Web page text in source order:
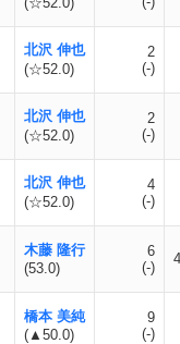
北沢 伸也
(☆52.0)
2
(-)
北沢 伸也
(☆52.0)
2
(-)
北沢 伸也
(☆52.0)
4
(-)
木藤 隆行
(53.0)
6
(-)
橋本 美純
(▲50.0)
9
(-)